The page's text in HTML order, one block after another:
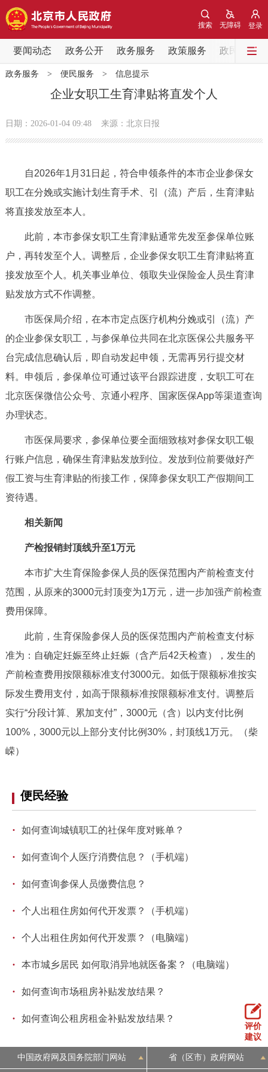
登录
无障碍
搜索
要闻动态 政务公开 政务服务 政策服务 政民互动
要闻动态
党中央精神 国务院信息
政务公开
市领导
决策公开
政务服务
个人服务 法人服务 部门服务
便民服务 利企服务 投资项目
中介服务
政民互动
12345网上接诉即办 我要咨询 我要建议
走进北京
北京概况 十六区概览 人文北京
绿色北京
多语种
한국어 日本語
ESPAÑOL العربية PORTUGUÊS
政务服务 > 便民服务 > 信息提示
企业女职工生育津贴将直发个人
日期：2026-01-04 09:48 来源：北京日报
自2026年1月31日起，符合申领条件的本市企业参保女
职工在分娩或实施计划生育手术、引（流）产后，生育津贴
将直接发放至本人。
此前，本市参保女职工生育津贴通常先发至参保单位账
户，再转发至个人。调整后，企业参保女职工生育津贴将直
接发放至个人。机关事业单位、领取失业保险金人员生育津
贴发放方式不作调整。
市医保局介绍，在本市定点医疗机构分娩或引（流）产
的企业参保女职工，与参保单位共同在北京医保公共服务平
台完成信息确认后，即自动发起申领，无需再另行提交材
料。申领后，参保单位可通过该平台跟踪进度，女职工可在
北京医保微信公众号、京通小程序、国家医保App等渠道查询
办理状态。
市医保局要求，参保单位要全面细致核对参保女职工银
行账户信息，确保生育津贴发放到位。发放到位前要做好产
假工资与生育津贴的衔接工作，保障参保女职工产假期间工
资待遇。
相关新闻
产检报销封顶线升至1万元
本市扩大生育保险参保人员的医保范围内产前检查支付
范围，从原来的3000元封顶变为1万元，进一步加强产前检查
费用保障。
此前，生育保险参保人员的医保范围内产前检查支付标
准为：自确定妊娠至终止妊娠（含产后42天检查），发生的
产前检查费用按限额标准支付3000元。如低于限额标准按实
际发生费用支付，如高于限额标准按限额标准支付。调整后
实行“分段计算、累加支付”，3000元（含）以内支付比例
100%，3000元以上部分支付比例30%，封顶线1万元。（柴
嵘）
便民经验
· 如何查询城镇职工的社保年度对账单？
· 如何查询个人医疗消费信息？（手机端）
· 如何查询参保人员缴费信息？
· 个人出租住房如何代开发票？（手机端）
· 个人出租住房如何代开发票？（电脑端）
· 本市城乡居民 如何取消异地就医备案？（电脑端）
· 如何查询市场租房补贴发放结果？
· 如何查询公租房租金补贴发放结果？
评价
建议
中国政府网及国务院部门网站 省（区市）政府网站